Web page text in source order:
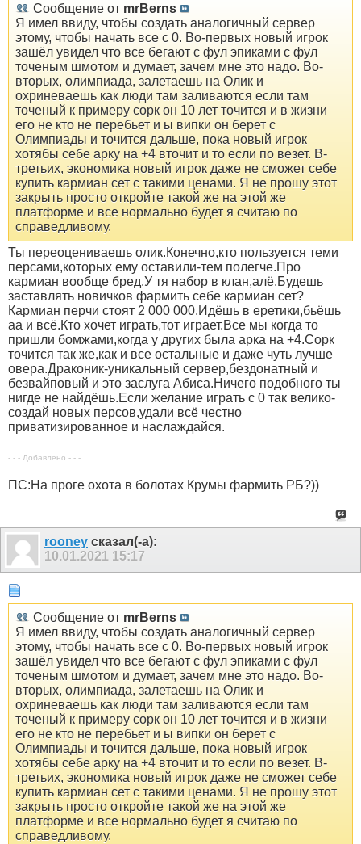
Сообщение от mrBerns
Я имел ввиду, чтобы создать аналогичный сервер
этому, чтобы начать все с 0. Во-первых новый игрок
зашёл увидел что все бегают с фул эпиками с фул
точеным шмотом и думает, зачем мне это надо. Во-
вторых, олимпиада, залетаешь на Олик и
охриневаешь как люди там заливаются если там
точеный к примеру сорк он 10 лет точится и в жизни
его не кто не перебьет и ы випки он берет с
Олимпиады и точится дальше, пока новый игрок
хотябы себе арку на +4 вточит и то если по везет. В-
третьих, экономика новый игрок даже не сможет себе
купить кармиан сет с такими ценами. Я не прошу этот
закрыть просто откройте такой же на этой же
платформе и все нормально будет я считаю по
справедливому.
Ты переоцениваешь олик.Конечно,кто пользуется теми
персами,которых ему оставили-тем полегче.Про
кармиан вообще бред.У тя набор в клан,алё.Будешь
заставлять новичков фармить себе кармиан сет?
Кармиан перчи стоят 2 000 000.Идёшь в еретики,бьёшь
аа и всё.Кто хочет играть,тот играет.Все мы когда то
пришли бомжами,когда у других была арка на +4.Сорк
точится так же,как и все остальные и даже чуть лучше
овера.Драконик-уникальный сервер,бездонатный и
безвайповый и это заслуга Абиса.Ничего подобного ты
нигде не найдёшь.Если желание играть с 0 так велико-
создай новых персов,удали всё честно
приватизированное и наслаждайся.
- - - Добавлено - - -
ПС:На проге охота в болотах Крумы фармить РБ?))
rooney сказал(-а):
10.01.2021 15:17
Сообщение от mrBerns
Я имел ввиду, чтобы создать аналогичный сервер
этому, чтобы начать все с 0. Во-первых новый игрок
зашёл увидел что все бегают с фул эпиками с фул
точеным шмотом и думает, зачем мне это надо. Во-
вторых, олимпиада, залетаешь на Олик и
охриневаешь как люди там заливаются если там
точеный к примеру сорк он 10 лет точится и в жизни
его не кто не перебьет и ы випки он берет с
Олимпиады и точится дальше, пока новый игрок
хотябы себе арку на +4 вточит и то если по везет. В-
третьих, экономика новый игрок даже не сможет себе
купить кармиан сет с такими ценами. Я не прошу этот
закрыть просто откройте такой же на этой же
платформе и все нормально будет я считаю по
справедливому.